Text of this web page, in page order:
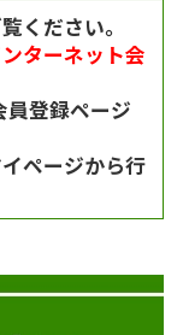
ください。
ターネット会
員登録ページ
ページから行